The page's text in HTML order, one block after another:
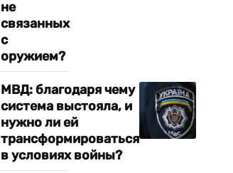
не
связанных
с
оружием?
МВД: благодаря чему
система выстояла, и
нужно ли ей
трансформироваться
в условиях войны?